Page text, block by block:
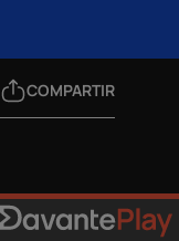
COMPARTIR